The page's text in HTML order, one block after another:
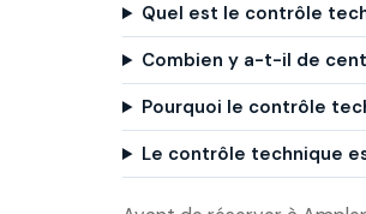
Quel est le contrôle
Combien y a-t-il de
Pourquoi le contrôle
Le contrôle technique